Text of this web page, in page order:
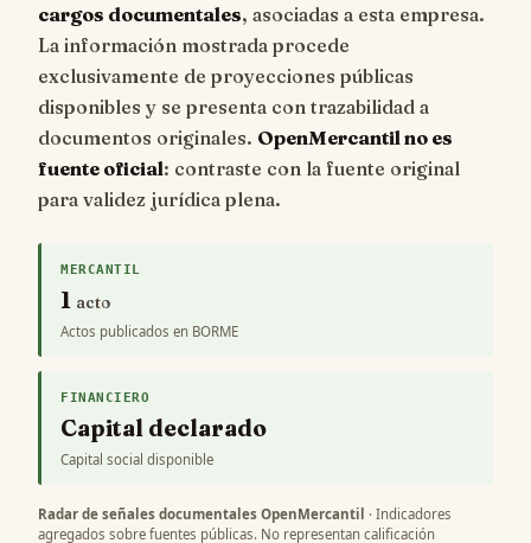
cargos documentales, asociadas a esta empresa.
La información mostrada procede
exclusivamente de proyecciones públicas
disponibles y se presenta con trazabilidad a
documentos originales. OpenMercantil no es
fuente oficial: contraste con la fuente original
para validez jurídica plena.
MERCANTIL
1 acto
Actos publicados en BORME
FINANCIERO
Capital declarado
Capital social disponible
Radar de señales documentales OpenMercantil · Indicadores
agregados sobre fuentes públicas. No representan calificación